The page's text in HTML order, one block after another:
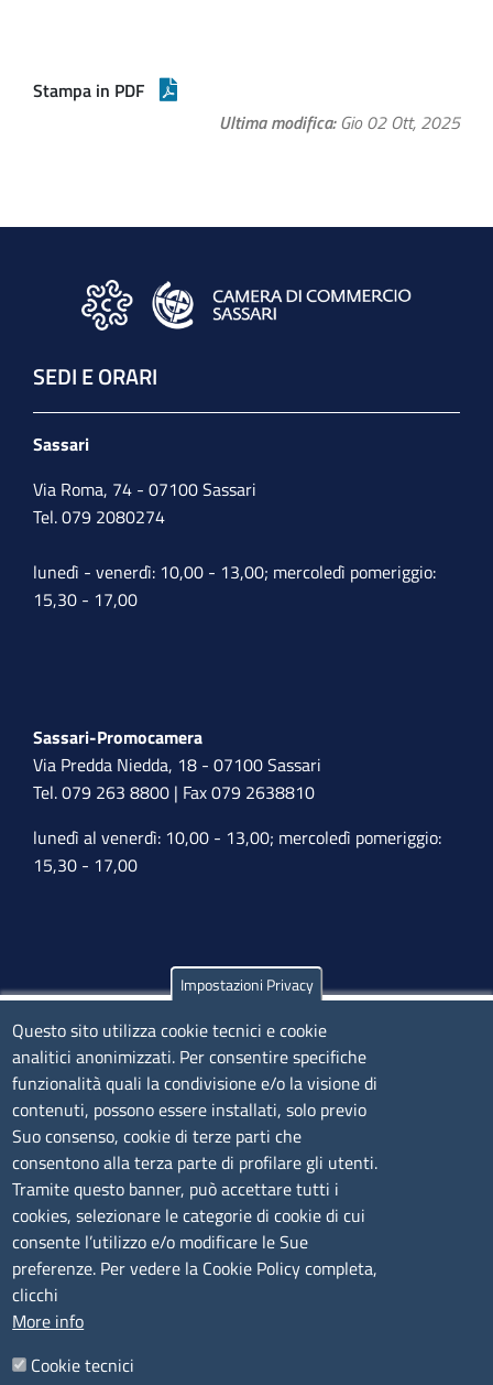
Stampa in PDF
Ultima modifica Gio 02 Ott, 2025
SEDI E ORARI
Sassari
Via Roma, 74 - 07100 Sassari
Tel. 079 2080274
lunedì - venerdì: 10,00 - 13,00; mercoledì pomeriggio:
15,30 - 17,00
Sassari-Promocamera
Via Predda Niedda, 18 - 07100 Sassari
Tel. 079 263 8800 | Fax 079 2638810
lunedì al venerdì: 10,00 - 13,00; mercoledì pomeriggio:
15,30 - 17,00
Olbia
Via Nanni 43 - 07026 Olbia
Tel. 0789 66122 | 0789 69580
mail:ufficio.olbia@ss.camcom.it
lunedì al venerdì: 9,00 - 12,00; lunedì pomeriggio: 16,00
- 17,00
CONTATTI
Camera di Commercio, Industria, Artigianato e
Agricoltura di Sassari
P.IVA01047570906
Impostazioni Privacy
Questo sito utilizza cookie tecnici e cookie
analitici anonimizzati. Per consentire specifiche
funzionalità quali la condivisione e/o la visione di
contenuti, possono essere installati, solo previo
Suo consenso, cookie di terze parti che
consentono alla terza parte di profilare gli utenti.
Tramite questo banner, può accettare tutti i
cookies, selezionare le categorie di cookie di cui
consente l’utilizzo e/o modificare le Sue
preferenze. Per vedere la Cookie Policy completa,
clicchi
More info
Cookie tecnici